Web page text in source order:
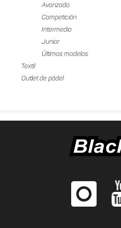
Avanzado
Competición
Intermedio
Junior
Últimos modelos
Textil
Outlet de pádel